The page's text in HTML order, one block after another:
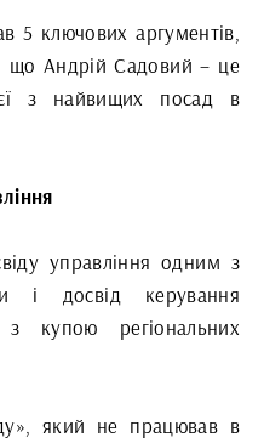
5 ключових аргументів,
що Андрій Садовий – це
з найвищих посад в
управління одним з
і досвід керування
з купою регіональних
який не працював в